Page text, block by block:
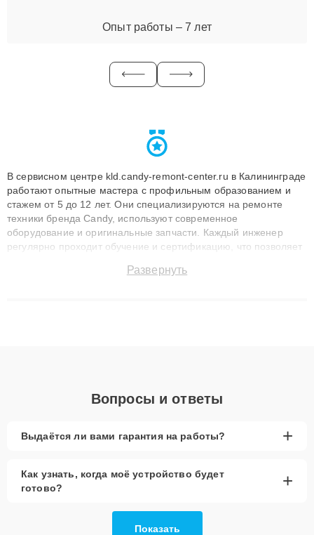
Опыт работы – 7 лет
В сервисном центре kld.candy-remont-center.ru в Калининграде
работают опытные мастера с профильным образованием и
стажем от 5 до 12 лет. Они специализируются на ремонте
техники бренда Candy, используют современное
оборудование и оригинальные запчасти. Каждый инженер
регулярно проходит обучение и сертификацию, что позволяет
технику с сохранением гарантии до 3 лет. Наши мастера
Развернуть
Вопросы и ответы
Выдаётся ли вами гарантия на работы? +
Как узнать, когда моё устройство будет
готово?
+
Показать